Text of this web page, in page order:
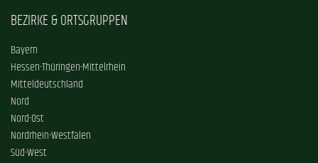
BEZIRKE & ORTSGRUPPEN
Bayern
Hessen-Thüringen-Mittelrhein
Mitteldeutschland
Nord
Nord-Ost
Nordrhein-Westfalen
Süd-West